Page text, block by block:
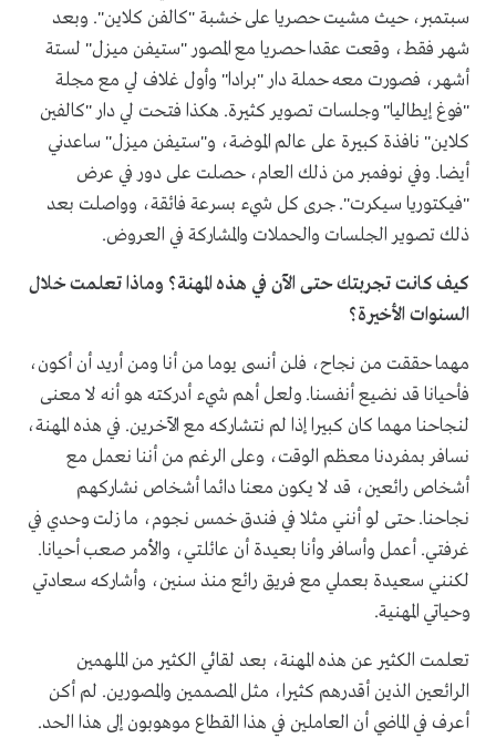
سبتمبر، حيث مشيت حصريا على خشبة "كالفن كلاين". وبعد
شهر فقط، وقعت عقدا حصريا مع المصور "ستيفن ميزل" لستة
أشهر، فصورت معه حملة دار "برادا" وأول غلاف لي مع مجلة
"فوغ إيطاليا" وجلسات تصوير كثيرة. هكذا فتحت لي دار "كالفين
كلاين" نافذة كبيرة على عالم الموضة، و"ستيفن ميزل" ساعدني
أيضا. وفي نوفمبر من ذلك العام، حصلت على دور في عرض
"فيكتوريا سيكرت". جرى كل شيء بسرعة فائقة، وواصلت بعد
ذلك تصوير الجلسات والحملات والمشاركة في العروض.
كيف كانت تجربتك حتى الآن في هذه المهنة؟ وماذا تعلمت خلال
السنوات الأخيرة؟
مهما حققت من نجاح، فلن أنسى يوما من أنا ومن أريد أن أكون،
فأحيانا قد نضيع أنفسنا. ولعل أهم شيء أدركته هو أنه لا معنى
لنجاحنا مهما كان كبيرا إذا لم نتشاركه مع الآخرين. في هذه المهنة،
نسافر بمفردنا معظم الوقت، وعلى الرغم من أننا نعمل مع
أشخاص رائعين، قد لا يكون معنا دائما أشخاص نشاركهم
نجاحنا. حتى لو أنني مثلا في فندق خمس نجوم، ما زلت وحدي في
غرفتي. أعمل وأسافر وأنا بعيدة أن عائلتي، والأمر صعب أحيانا.
لكنني سعيدة بعملي مع فريق رائع منذ سنين، وأشاركه سعادتي
وحياتي المهنية.
تعلمت الكثير عن هذه المهنة، بعد لقائي الكثير من الملهمين
الرائعين الذين أقدرهم كثيرا، مثل المصممين والمصورين. لم أكن
أعرف في الماضي أن العاملين في هذا القطاع موهوبون إلى هذا الحد.